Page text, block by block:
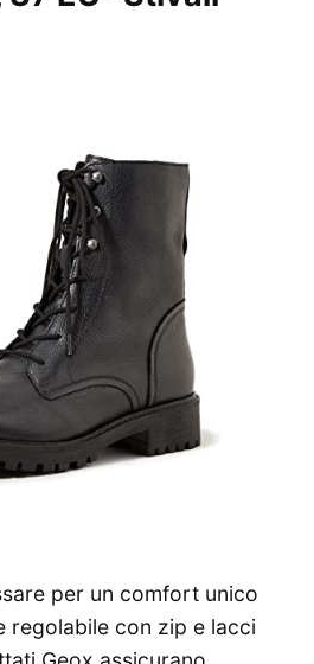
per un comfort unico
regolabile con zip e lacci